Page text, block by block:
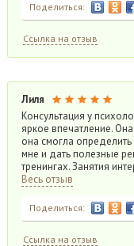
Поделиться:
Ссылка на отзыв
Лиля
Консультация у
яркое впечатление.
она смогла
мне и дать полезные
тренингах. Занятия
Весь отзыв
Поделиться:
Ссылка на отзыв